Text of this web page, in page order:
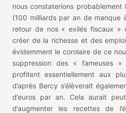
nous constaterions
(100 milliards par an de manque
retour de nos « exilés fiscaux »
créer de la richesse et des
évidemment le corolaire de ce
suppression des « fameuses
profitent essentiellement aux
d’après Bercy s’élèverait
d’euros par an. Cela aurait
d’augmenter les recettes de